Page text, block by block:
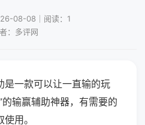
08-08｜阅读：1
：多评网
是一款可以让一直输的玩
输赢辅助神器，有需要的
用。